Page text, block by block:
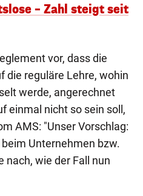
– Zahl steigt seit
vor, dass die
die reguläre Lehre, wohin
werde, angerechnet
einmal nicht so sein soll,
AMS: "Unser Vorschlag:
Unternehmen bzw.
nach, wie der Fall nun